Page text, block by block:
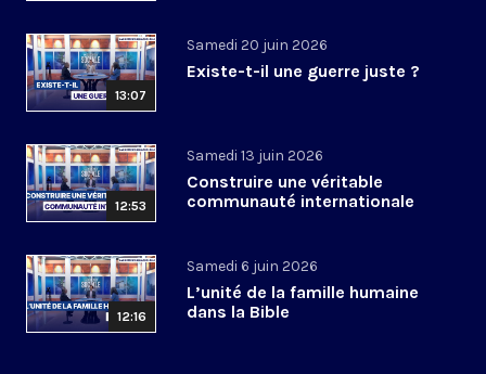
13:07
Samedi 20 juin 2026
Existe-t-il une guerre juste ?
12:53
Samedi 13 juin 2026
Construire une véritable
communauté internationale
12:16
Samedi 6 juin 2026
L’unité de la famille humaine
dans la Bible